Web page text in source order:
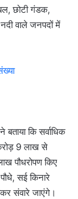
छोटी गंडक,
वाले जनपदों में
कि सर्वाधिक
9 लाख से
पौधरोपण किए
सई किनारे
संवारे जाएंगे।